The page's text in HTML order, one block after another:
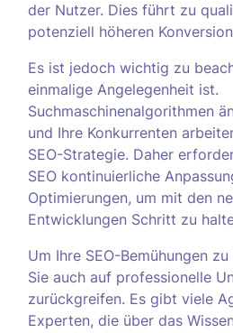
der Nutzer. Dies führt zu
potenziell höheren
Es ist jedoch wichtig zu
einmalige Angelegenheit ist.
Suchmaschinenalgorithmen
und Ihre Konkurrenten
SEO-Strategie. Daher
SEO kontinuierliche
Optimierungen, um mit den
Entwicklungen Schritt zu
Um Ihre SEO-Bemühungen
Sie auch auf professionelle
zurückgreifen. Es gibt viele
Experten, die über das